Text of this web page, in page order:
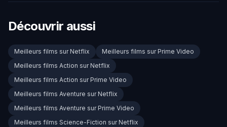
Découvrir aussi
Meilleurs films sur Netflix
Meilleurs films sur Prime Video
Meilleurs films Action sur Netflix
Meilleurs films Action sur Prime Video
Meilleurs films Aventure sur Netflix
Meilleurs films Aventure sur Prime Video
Meilleurs films Science-Fiction sur Netflix